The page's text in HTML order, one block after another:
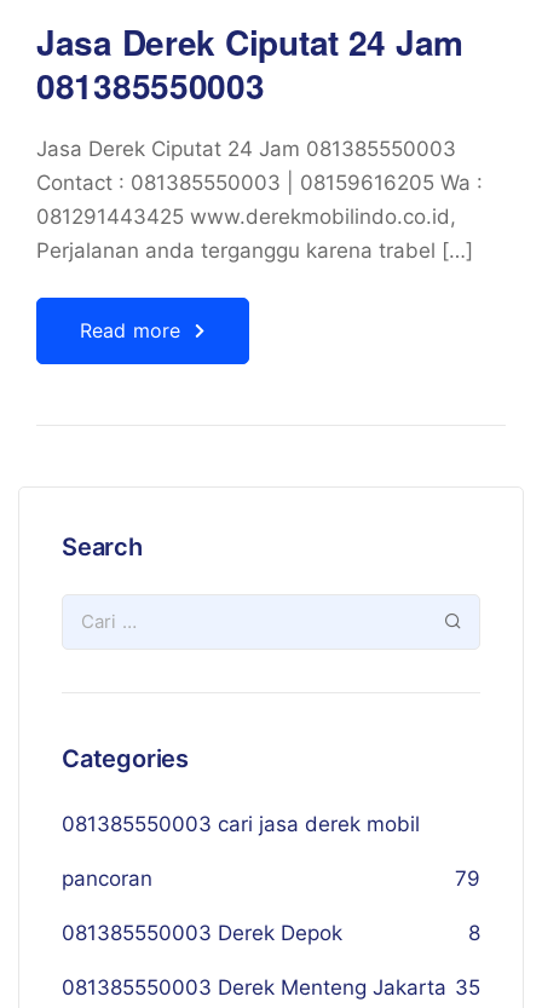
Jasa Derek Ciputat 24 Jam
081385550003
Jasa Derek Ciputat 24 Jam 081385550003
Contact : 081385550003 | 08159616205 Wa :
081291443425 www.derekmobilindo.co.id,
Perjalanan anda terganggu karena trabel […]
Read more
Search
Categories
081385550003 cari jasa derek mobil
pancoran 79
081385550003 Derek Depok 8
081385550003 Derek Menteng Jakarta 35